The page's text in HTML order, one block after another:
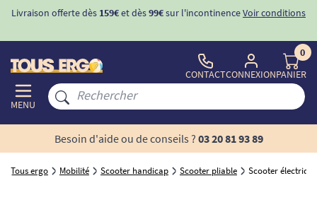
-10%avec le code "BIENVENUE" pourla 1ère commande
MENU
CONTACTCONNEXION
0
PANIER
Besoin d'aide ou de conseils ? 03 20 81 93 89
Tous ergo Mobilité Scooter handicap Scooter pliable Scooter